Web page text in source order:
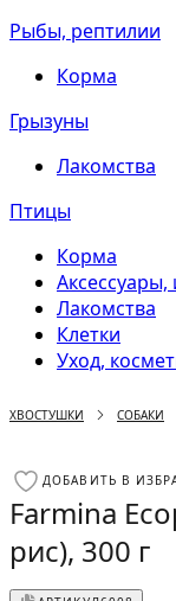
Рыбы, рептилии
Корма
Грызуны
Лакомства
Птицы
Корма
Аксессуары,
Лакомства
Клетки
Уход,
ХВОСТУШКИ СОБАКИ
ДОБАВИТЬ В
Farmina
рис), 300 г